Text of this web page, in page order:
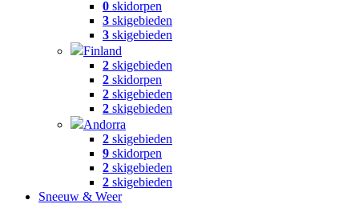
0 skidorpen
3 skigebieden
3 skigebieden
Finland
2 skigebieden
2 skidorpen
2 skigebieden
2 skigebieden
Andorra
2 skigebieden
9 skidorpen
2 skigebieden
2 skigebieden
Sneeuw & Weer